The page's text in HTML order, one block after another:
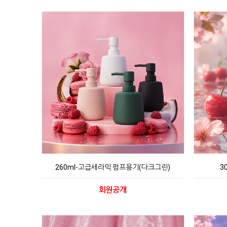
260ml-고급세라믹 펌프용기(다크그린)
회원공개